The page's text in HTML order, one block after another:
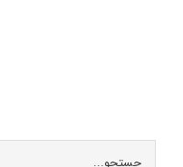
جستجو